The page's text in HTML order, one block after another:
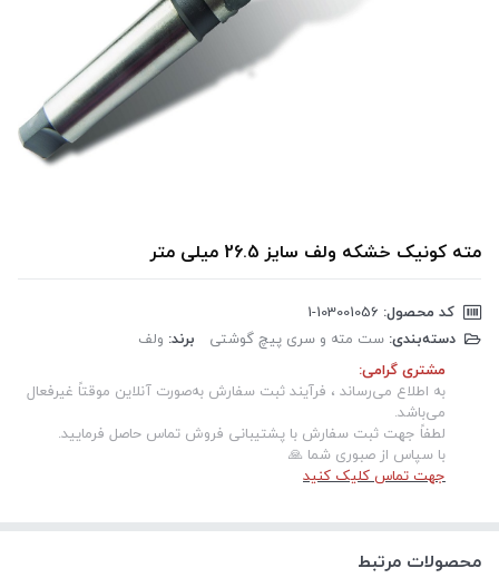
مته کونیک خشکه ولف سایز 26.5 میلی متر
کد محصول:
دسته‌بندی: ست مته و سری پیچ گوشتی برند: ولف
مشتری گرامی:
به اطلاع می‌رساند ، فرآیند ثبت سفارش به‌صورت آنلاین موقتاً غیرفعال
می‌باشد.
لطفاً جهت ثبت سفارش با پشتیبانی فروش تماس حاصل فرمایید.
با سپاس از صبوری شما 🙏
جهت تماس کلیک کنید
محصولات مرتبط